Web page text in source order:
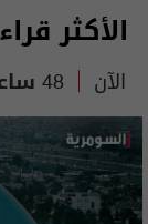
الأكثر
الآن 48 ساعة